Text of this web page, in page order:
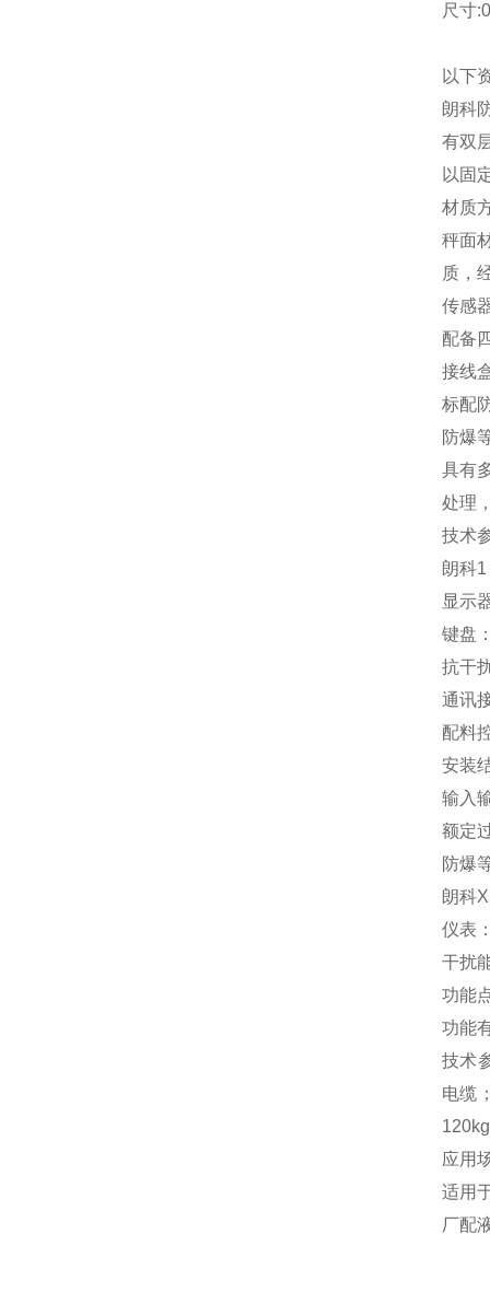
尺寸
以下
朗科
有双
以固
材质
秤面
质，
传感
配备
接线
标配
防爆
具有
处理
技术
朗科
显示
键盘
抗干
通讯
配料
安装
输入
额定
防爆
朗科
仪表
干扰
功能
功能
技术
电缆
应用
适用
厂配